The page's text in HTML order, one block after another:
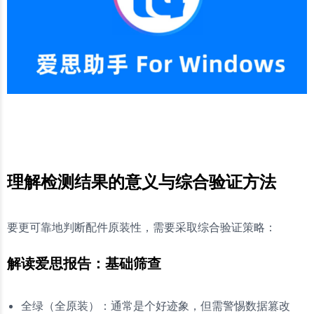
理解检测结果的意义与综合验证方法
要更可靠地判断配件原装性，需要采取综合验证策略：
解读爱思报告：基础筛查
全绿（全原装）：通常是个好迹象，但需警惕数据篡改